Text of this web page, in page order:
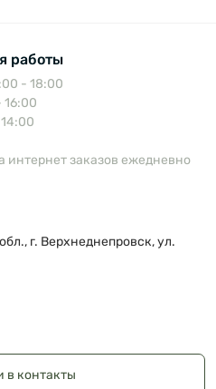
работы
- 18:00
16:00
интернет заказов ежедневно
г. Верхнеднепровск, ул.
в контакты